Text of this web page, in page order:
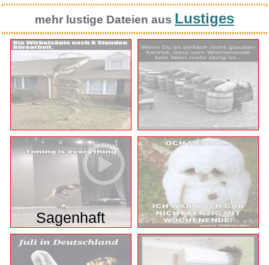
mehr lustige Dateien ausLustiges
Sagenhaft